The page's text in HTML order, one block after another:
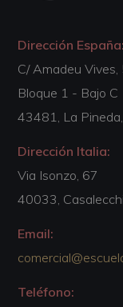
Dirección España:
C/ Amadeu Vives,
Bloque 1 - Bajo C
43481, La
Dirección Italia:
Via Isonzo, 67
40033,
Email:
Teléfono: